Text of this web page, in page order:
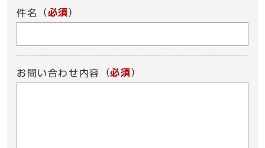
件名 （必須）
お問い合わせ内容 （必須）